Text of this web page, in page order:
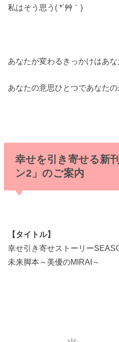
私はそう思う( *´艸｀)
あなたが変わるきっかけはあな
あなたの意思ひとつであなたの
幸せを引き寄せる新
ン2」のご案内
【タイトル】
幸せ引き寄せストーリー
未来脚本～美優のMIRAI～